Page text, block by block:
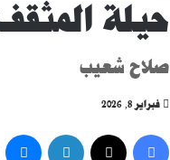
حيلة المثقف
صلاح شعيب
فبراير 8, 2026
فيسبوك لينكدإن